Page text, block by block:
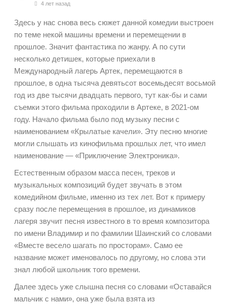
4 лет назад
Здесь у нас снова весь сюжет данной комедии выстроен
по теме некой машины времени и перемещении в
прошлое. Значит фантастика по жанру. А по сути
несколько детишек, которые приехали в
Международный лагерь Артек, перемещаются в
прошлое, в одна тысяча девятьсот восемьдесят восьмой
год из две тысячи двадцать первого, тут как-бы и сами
съемки этого фильма проходили в Артеке, в 2021-ом
году. Начало фильма было под музыку песни с
наименованием «Крылатые качели». Эту песню многие
могли слышать из кинофильма прошлых лет, что имел
наименование — «Приключение Электроника».
Естественным образом масса песен, треков и
музыкальных композиций будет звучать в этом
комедийном фильме, именно из тех лет. Вот к примеру
сразу после перемещения в прошлое, из динамиков
лагеря звучит песня известного в то время композитора
по имени Владимир и по фамилии Шаинский со словами
«Вместе весело шагать по просторам». Само ее
название может именовалось по другому, но слова эти
знал любой школьник того времени.
Далее здесь уже слышна песня со словами «Оставайся
мальчик с нами», она уже была взята из